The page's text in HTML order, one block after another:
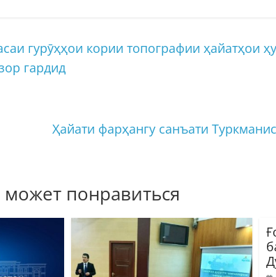
гурӯҳҳои кории топографии ҳайатҳои
гардид
Ҳайати фарҳангу санъати
понравиться